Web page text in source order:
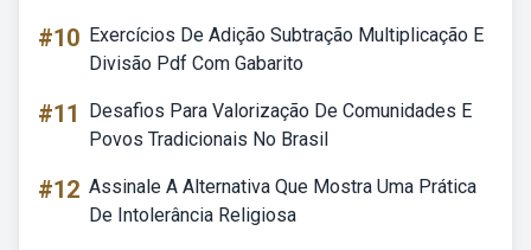
#10 Exercícios De Adição Subtração Multiplicação E
Divisão Pdf Com Gabarito
#11
Desafios Para Valorização De Comunidades E
Povos Tradicionais No Brasil
#12 Assinale A Alternativa Que Mostra Uma Prática
De Intolerância Religiosa